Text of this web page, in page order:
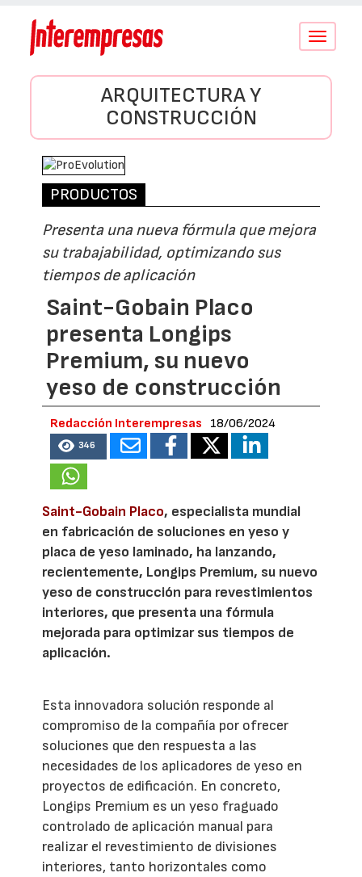
Conmutar
ARQUITECTURA Y
CONSTRUCCIÓN
PRODUCTOS
Presenta una nueva fórmula que mejora
su trabajabilidad, optimizando sus
tiempos de aplicación
Saint-Gobain Placo
presenta Longips
Premium, su nuevo
yeso de construcción
Redacción Interempresas 18/06/2024
346
Saint-Gobain Placo, especialista mundial
en fabricación de soluciones en yeso y
placa de yeso laminado, ha lanzando,
recientemente, Longips Premium, su nuevo
yeso de construcción para revestimientos
interiores, que presenta una fórmula
mejorada para optimizar sus tiempos de
aplicación.
Esta innovadora solución responde al
compromiso de la compañía por ofrecer
soluciones que den respuesta a las
necesidades de los aplicadores de yeso en
proyectos de edificación. En concreto,
Longips Premium es un yeso fraguado
controlado de aplicación manual para
realizar el revestimiento de divisiones
interiores, tanto horizontales como